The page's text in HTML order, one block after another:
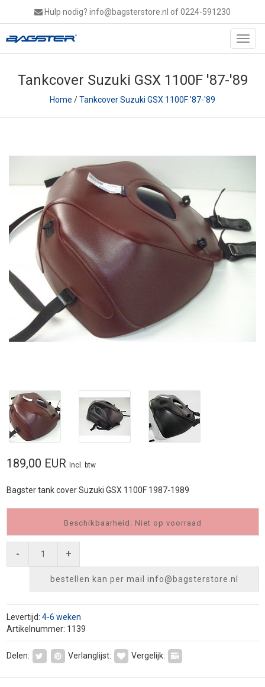
Hulp nodig? info@bagsterstore.nl of 0224-591230
Tankcover Suzuki GSX 1100F '87-'89
Home /Tankcover Suzuki GSX 1100F '87-'89
189,00 EUR Incl. btw
Bagster tank cover Suzuki GSX 1100F 1987-1989
Beschikbaarheid: Niet op voorraad
- +
bestellen kan per mail info@bagsterstore.nl
Levertijd: 4-6 weken
Artikelnummer: 1139
Delen: Verlanglijst: Vergelijk: